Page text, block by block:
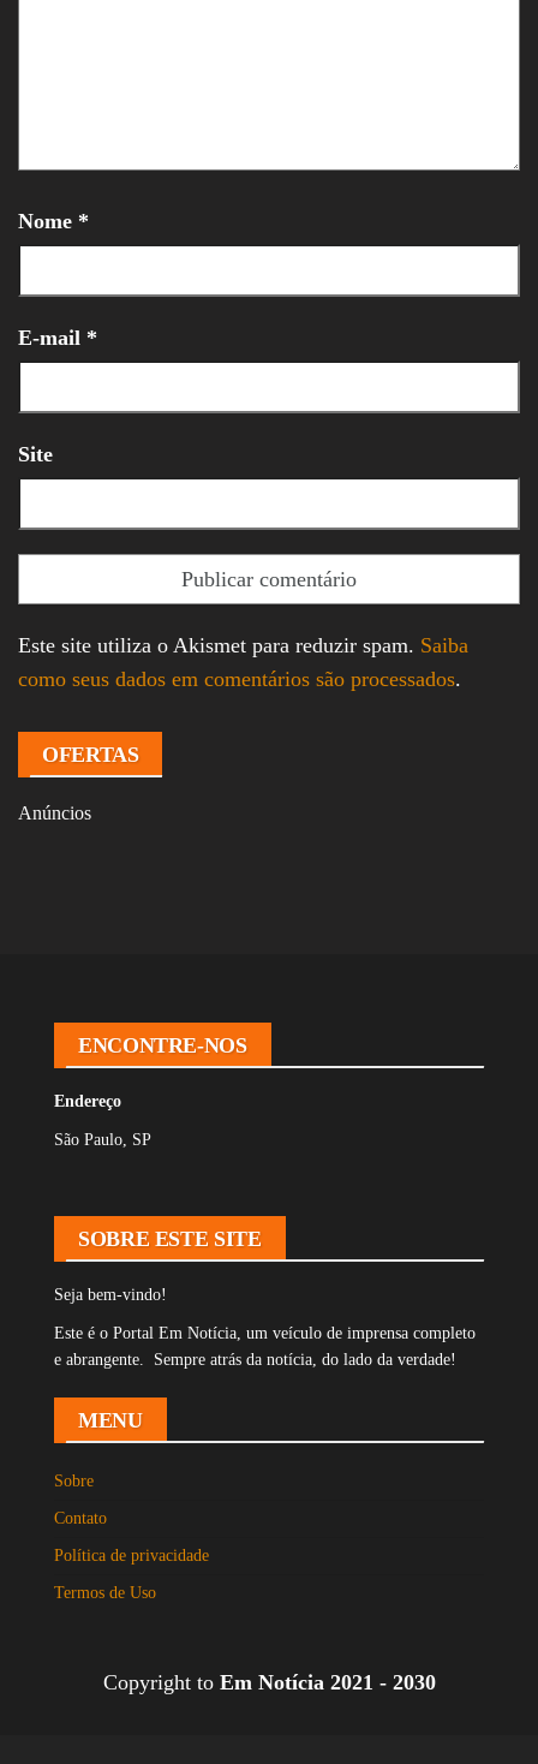
Nome *
E-mail *
Site
Este site utiliza o Akismet para reduzir spam. Saiba
como seus dados em comentários são processados.
OFERTAS
Anúncios
ENCONTRE-NOS
Endereço
São Paulo, SP
SOBRE ESTE SITE
Seja bem-vindo!
Este é o Portal Em Notícia, um veículo de imprensa completo
e abrangente. Sempre atrás da notícia, do lado da verdade!
MENU
Sobre
Contato
Política de privacidade
Termos de Uso
Copyright to Em Notícia 2021 - 2030